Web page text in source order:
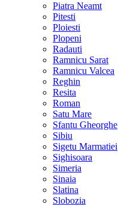
Piatra Neamt
Pitesti
Ploiesti
Plopeni
Radauti
Ramnicu Sarat
Ramnicu Valcea
Reghin
Resita
Roman
Satu Mare
Sfantu Gheorghe
Sibiu
Sigetu Marmatiei
Sighisoara
Simeria
Sinaia
Slatina
Slobozia